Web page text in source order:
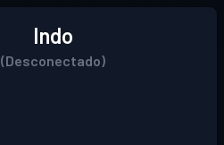
Indo
(Desconectado)